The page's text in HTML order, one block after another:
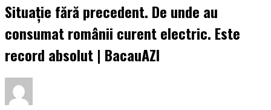
Situație fără precedent. De unde au
consumat românii curent electric. Este
record absolut | BacauAZI